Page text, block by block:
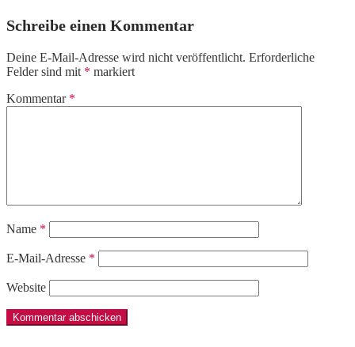
Schreibe einen Kommentar
Deine E-Mail-Adresse wird nicht veröffentlicht. Erforderliche
Felder sind mit * markiert
Kommentar *
Name *
E-Mail-Adresse *
Website